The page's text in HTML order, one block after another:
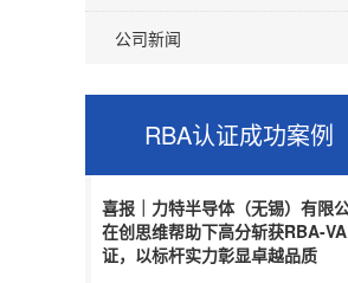
公司新闻
RBA认证成功案例
喜报｜力特半导体（无锡）有限
在创思维帮助下高分斩获RBA-
证，以标杆实力彰显卓越品质